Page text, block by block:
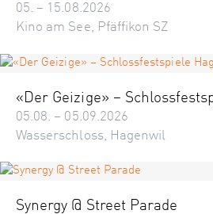
05. – 15.08.2026
Kino am See, Pfäffikon SZ
«Der Geizige» –
05.08. – 05.09.2026
Wasserschloss, Hagenwil
Synergy @ Street Parade